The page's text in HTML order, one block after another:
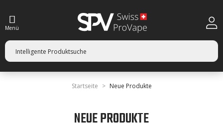
Menü
Startseite Neue Produkte
NEUE PRODUKTE